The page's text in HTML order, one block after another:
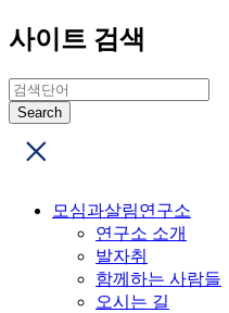
사이트 검색
모심과살림연구소
연구소 소개
발자취
함께하는 사람들
오시는 길